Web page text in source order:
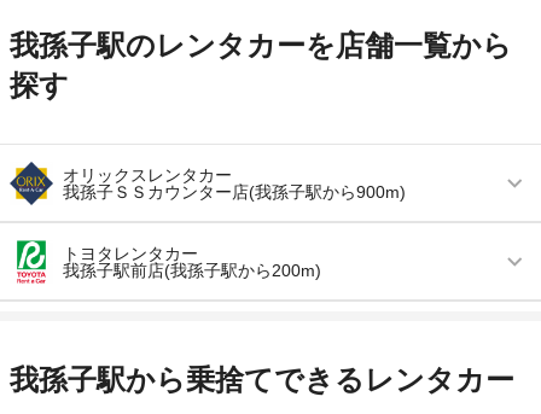
我孫子駅のレンタカーを店舗一覧から
探す
オリックスレンタカー
我孫子ＳＳカウンター店(我孫子駅から900m)
営業時間
(月・火・水・金) 09:00 ～ 18:00 / (土・日・祝)
09:00 ～ 18:00
アクセス 我孫子駅より徒歩で約16分（送迎なし）
リンスタンド内
トヨタレンタカー
我孫子駅前店(我孫子駅から200m)
アクセス 我孫子駅より徒歩で約3分（送迎なし）
我孫子駅から乗捨てできるレンタカー